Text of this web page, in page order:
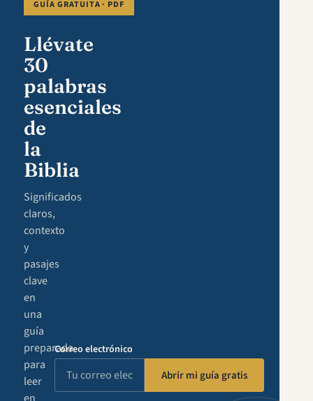
GUÍA GRATUITA · PDF
Llévate
30
palabras
esenciales
de
la
Biblia
Significados
claros,
contexto
y
pasajes
clave
en
una
guía
preparada
para
leer
Correo electrónico
Abrir mi guía gratis